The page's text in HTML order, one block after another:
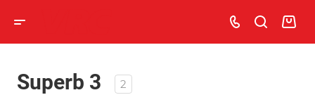
Superb 3 2